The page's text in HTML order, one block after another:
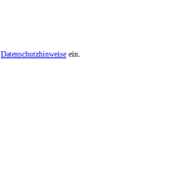
Datenschutzhinweise ein.